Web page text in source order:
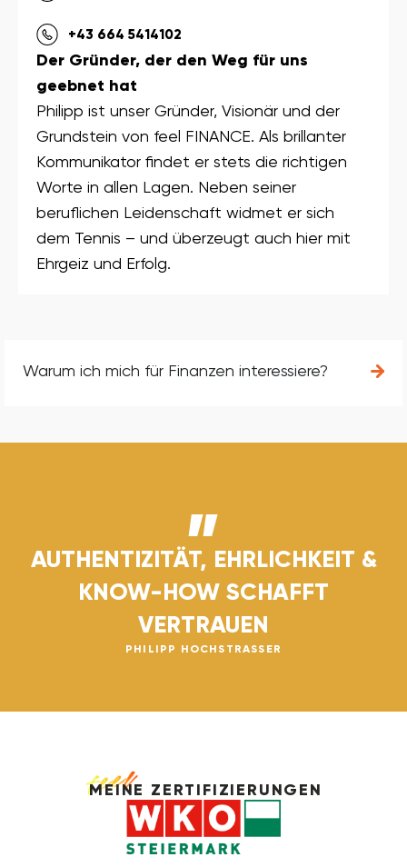
+43 664 5414102
Der Gründer, der den Weg für uns
geebnet hat
Philipp ist unser Gründer, Visionär und der
Grundstein von feel FINANCE. Als brillanter
Kommunikator findet er stets die richtigen
Worte in allen Lagen. Neben seiner
beruflichen Leidenschaft widmet er sich
dem Tennis – und überzeugt auch hier mit
Ehrgeiz und Erfolg.
Warum ich mich für Finanzen interessiere?
„
AUTHENTIZITÄT, EHRLICHKEIT &
KNOW-HOW SCHAFFT
VERTRAUEN
PHILIPP HOCHSTRASSER
MEINE ZERTIFIZIERUNGEN